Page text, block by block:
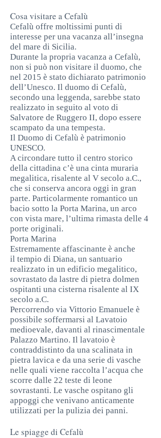
Cosa visitare a Cefalù
Cefalù offre moltissimi punti di
interesse per una vacanza all’insegna
del mare di Sicilia.
Durante la propria vacanza a Cefalù,
non si può non visitare il duomo, che
nel 2015 è stato dichiarato patrimonio
dell’Unesco. Il duomo di Cefalù,
secondo una leggenda, sarebbe stato
realizzato in seguito al voto di
Salvatore de Ruggero II, dopo essere
scampato da una tempesta.
Il Duomo di Cefalù è patrimonio
UNESCO.
A circondare tutto il centro storico
della cittadina c’è una cinta muraria
megalitica, risalente al V secolo a.C.,
che si conserva ancora oggi in gran
parte. Particolarmente romantico un
bacio sotto la Porta Marina, un arco
con vista mare, l’ultima rimasta delle 4
porte originali.
Porta Marina
Estremamente affascinante è anche
il tempio di Diana, un santuario
realizzato in un edificio megalitico,
sovrastato da lastre di pietra dolmen
ospitanti una cisterna risalente al IX
secolo a.C.
Percorrendo via Vittorio Emanuele è
possibile soffermarsi al Lavatoio
medioevale, davanti al rinascimentale
Palazzo Martino. Il lavatoio è
contraddistinto da una scalinata in
pietra lavica e da una serie di vasche
nelle quali viene raccolta l’acqua che
scorre dalle 22 teste di leone
sovrastanti. Le vasche ospitano gli
appoggi che venivano anticamente
utilizzati per la pulizia dei panni.
Le spiagge di Cefalù